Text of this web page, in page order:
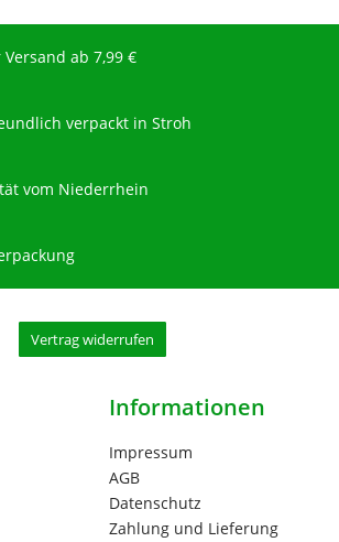
ab 7,99 €
verpackt in Stroh
vom Niederrhein
Vertrag widerrufen
Informationen
Impressum
AGB
Datenschutz
Zahlung und Lieferung